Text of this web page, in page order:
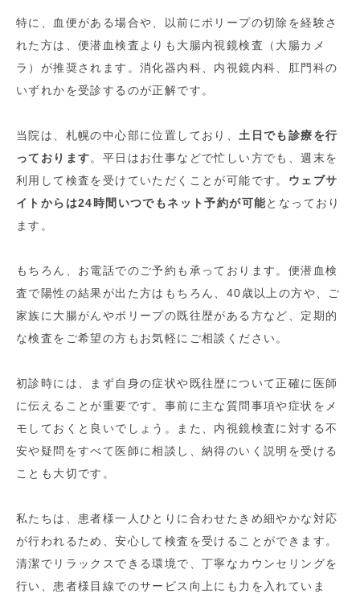
特に、血便がある場合や、以前にポリープの切除を経験さ
れた方は、便潜血検査よりも大腸内視鏡検査（大腸カメ
ラ）が推奨されます。消化器内科、内視鏡内科、肛門科の
いずれかを受診するのが正解です。
当院は、札幌の中心部に位置しており、 土日でも診療を行
っております。平日はお仕事などで忙しい方でも、週末を
利用して検査を受けていただくことが可能です。 ウェブサ
イトからは24時間いつでもネット予約が可能となっており
ます。
もちろん、お電話でのご予約も承っております。便潜血検
査で陽性の結果が出た方はもちろん、40歳以上の方や、ご
家族に大腸がんやポリープの既往歴がある方など、定期的
な検査をご希望の方もお気軽にご相談ください。
初診時には、まず自身の症状や既往歴について正確に医師
に伝えることが重要です。事前に主な質問事項や症状をメ
モしておくと良いでしょう。また、内視鏡検査に対する不
安や疑問をすべて医師に相談し、納得のいく説明を受ける
ことも大切です。
私たちは、患者様一人ひとりに合わせたきめ細やかな対応
が行われるため、安心して検査を受けることができます。
清潔でリラックスできる環境で、丁寧なカウンセリングを
行い、患者様目線でのサービス向上にも力を入れていま